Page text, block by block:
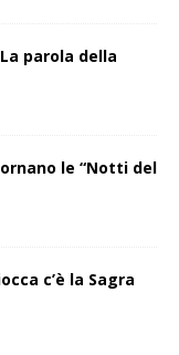
parola della
le “Notti del
c’è la Sagra